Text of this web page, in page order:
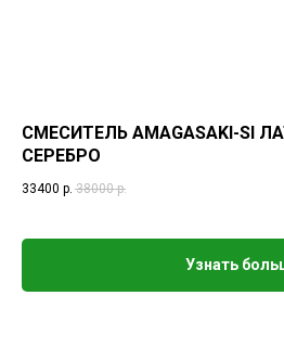
СМЕСИТЕЛЬ AMAGASAKI-SI
СЕРЕБРО
33400 р. 38000 р.
Узнать